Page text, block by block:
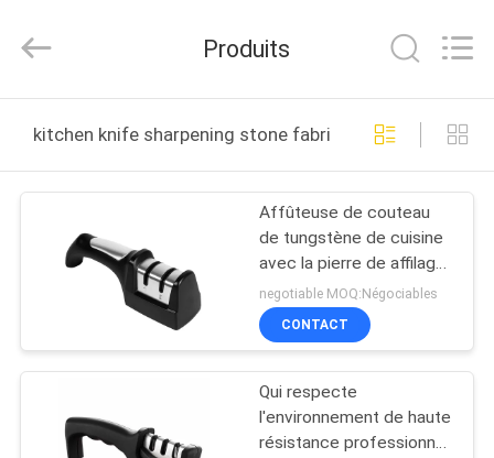
MAISON
PRODUITS
PROPOS
Electric
Appliance
All
Reserved.
Produits
kitchen knife sharpening stone fabrication en ligne
Affûteuse de couteau
de tungstène de cuisine
avec la pierre de affilage
en céramique de carbure
dur
negotiable MOQ:Négociables
CONTACT
Qui respecte
l'environnement de haute
résistance professionnel